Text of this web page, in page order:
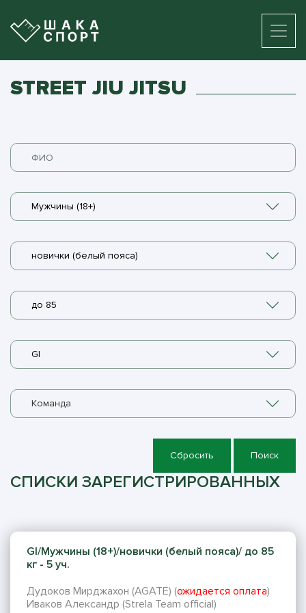
STREET JIU JITSU
Мужчины (18+)
новички (белый пояса)
до 85
GI
Команда
Сбросить Поиск
СПИСКИ ЗАРЕГИСТРИРОВАННЫХ
GI/Мужчины (18+)/новички (белый пояса)/ до 85
кг - 5 уч.
Дудоков Мирджахон (AGATE) (ожидается оплата)
Иваков Александр (Strela Team official)